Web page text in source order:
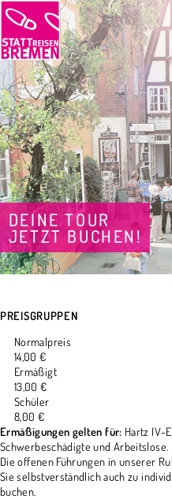
DEINE TOUR
JETZT BUCHEN!
PREISGRUPPEN
Normalpreis
14,00 €
Ermäßigt
13,00 €
Schüler
8,00 €
Ermäßigungen gelten für: Hartz IV-
Schwerbeschädigte und Arbeitslose.
Die offenen Führungen in unserer
Sie selbstverständlich auch zu
buchen.